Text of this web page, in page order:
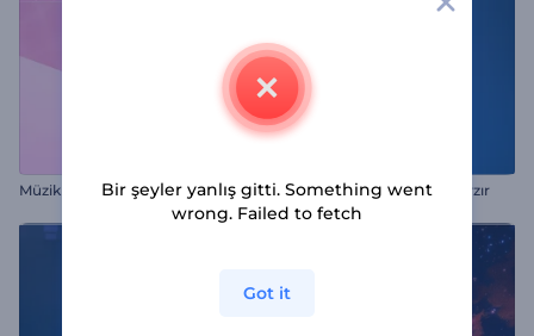
M
üzik Albümü Tanıtımı Görselleştirici Dairesel Dalga Şekilli Ekolayzır
Bir şeyler yanlış gitti. Something went
wrong. Failed to fetch
Got it